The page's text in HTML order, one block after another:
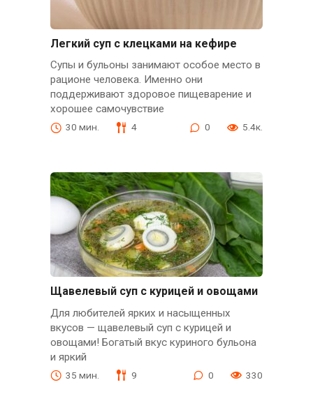
Легкий суп с клецками на кефире
Супы и бульоны занимают особое место в
рационе человека. Именно они
поддерживают здоровое пищеварение и
хорошее самочувствие
30 мин. 4 0 5.4к.
Щавелевый суп с курицей и овощами
Для любителей ярких и насыщенных
вкусов — щавелевый суп с курицей и
овощами! Богатый вкус куриного бульона
и яркий
35 мин. 9 0 330